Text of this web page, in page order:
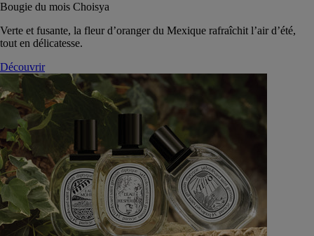
Bougie du mois Choisya
Verte et fusante, la fleur d’oranger du Mexique rafraîchit l’air d’été,
tout en délicatesse.
Découvrir